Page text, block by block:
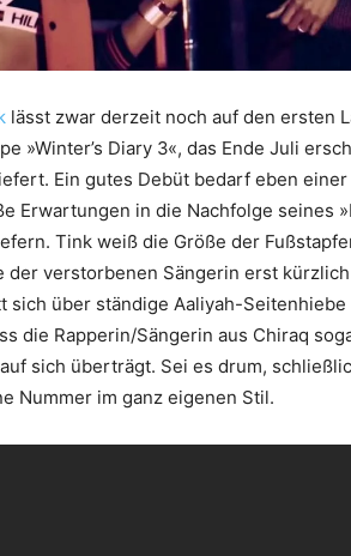
lässt zwar derzeit noch auf den ersten
»Winter’s Diary 3«, das Ende Juli
Ein gutes Debüt bedarf eben
Erwartungen in die Nachfolge seines
Tink weiß die Größe der
der verstorbenen Sängerin erst
sich über ständige Aaliyah-
die Rapperin/Sängerin aus Chiraq
sich überträgt. Sei es drum,
Nummer im ganz eigenen Stil.